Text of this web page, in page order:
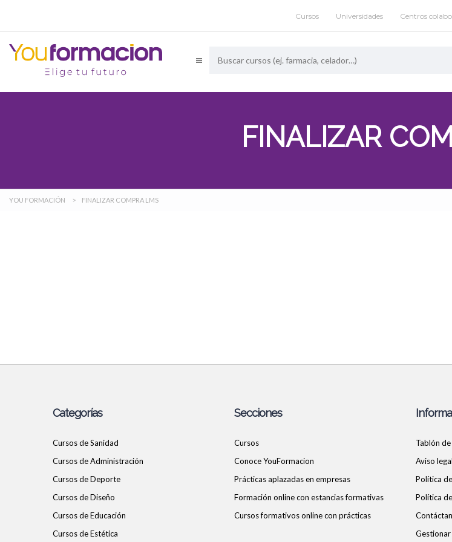
Cursos Universidades Centros
FINALIZAR
YOU FORMACIÓN > FINALIZAR COMPRA LMS
Categorías
Cursos de Sanidad
Cursos de Administración
Cursos de Deporte
Cursos de Diseño
Cursos de Educación
Cursos de Estética
Secciones
Cursos
Conoce YouFormacion
Prácticas aplazadas en empresas
Formación online con estancias formativas
Cursos formativos online con prácticas
Tablón
Aviso
Política
Política